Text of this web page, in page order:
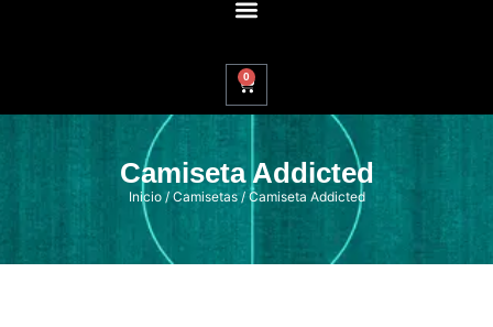
0
Camiseta Addicted
Inicio/Camisetas/ Camiseta Addicted